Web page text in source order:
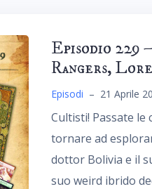
Episodio 229
Rangers,
Episodi – 21 Aprile
Cultisti! Passate
tornare ad
dottor Bolivia e il
suo weird ibrido